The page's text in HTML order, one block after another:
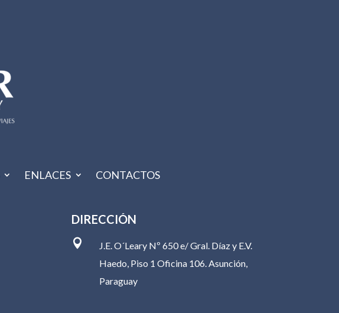
ENLACES CONTACTOS
DIRECCIÓN

J.E. O´Leary Nº 650 e/ Gral. Díaz y E.V.
Haedo, Piso 1 Oficina 106. Asunción,
Paraguay